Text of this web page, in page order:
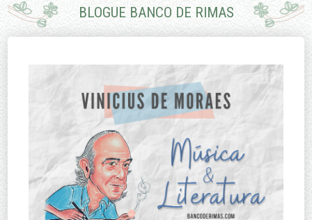
Edmund Burke
sei nadar.
BLOGUE BANCO DE RIMAS